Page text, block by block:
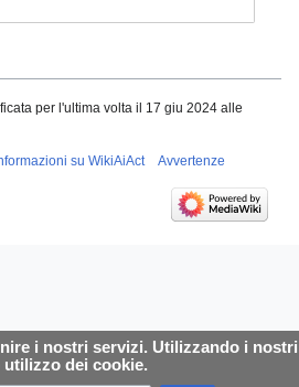
i nostri servizi. Utilizzando i nostri
dei cookie.
per l'ultima volta il 17 giu 2024 alle
su WikiAiAct Avvertenze